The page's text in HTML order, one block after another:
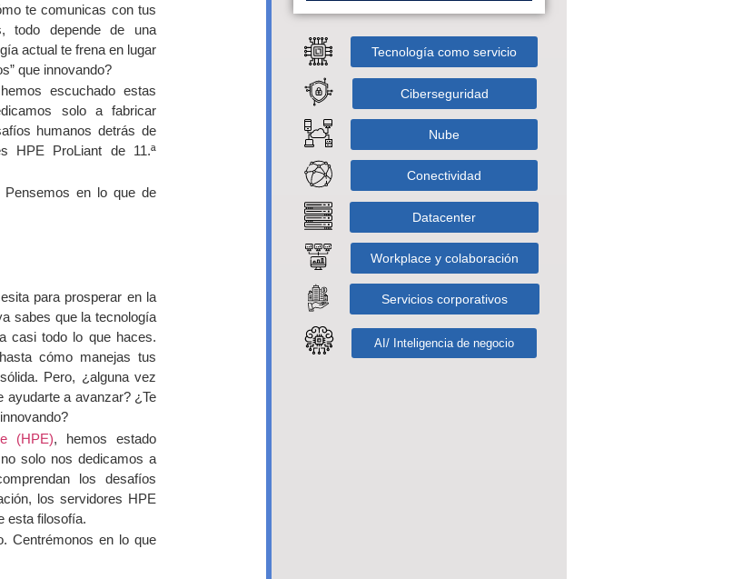
te comunicas con tus
todo depende de una
actual te frena en lugar
que innovando?
escuchado estas
solo a fabricar
humanos detrás de
HPE ProLiant de 11.ª
en lo que de
para prosperar en la
sabes que la tecnología
casi todo lo que haces.
cómo manejas tus
Pero, ¿alguna vez
ayudarte a avanzar? ¿Te
(HPE), hemos estado
solo nos dedicamos a
los desafíos
los servidores HPE
esta filosofía.
Centrémonos en lo que
Tecnología como servicio
Ciberseguridad
Nube
Conectividad
Datacenter
Workplace y colaboración
Servicios corporativos
AI/ Inteligencia de negocio